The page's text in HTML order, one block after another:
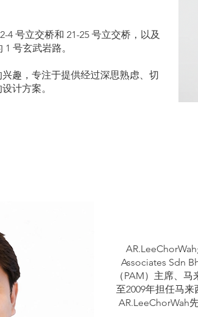
4 号立交桥和 21-25 号立交桥，以及
1 号玄武岩路。
趣，专注于提供经过深思熟虑、切
计方案。
Associates Sdn
（PAM）主席、
至2009年担任马来
AR.LeeChorWah